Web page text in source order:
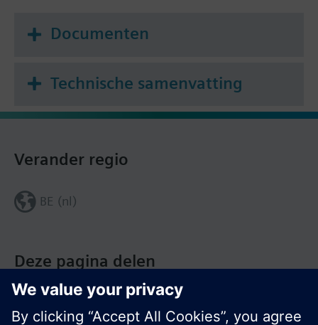
Documenten
Technische samenvatting
Deze pagina delen
Verander regio
BE (nl)